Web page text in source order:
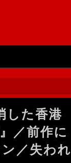
した香港
／前作に
／失われ